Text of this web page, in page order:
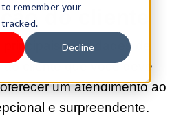
remember your
Decline
do cliente
principais habilidades de
ao cliente que você deve
um atendimento ao
e surpreendente.